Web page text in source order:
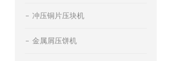
冲压铜片压块机
金属屑压饼机